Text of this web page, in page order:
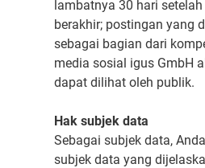
lambatnya 30 hari
berakhir; postingan yang
sebagai bagian dari
media sosial igus GmbH
dapat dilihat oleh publik.
Hak subjek data
Sebagai subjek data,
subjek data yang